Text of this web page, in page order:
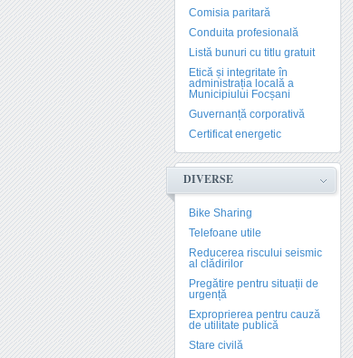
Comisia paritară
Conduita profesională
Listă bunuri cu titlu gratuit
Etică și integritate în
administrația locală a
Municipiului Focșani
Guvernanță corporativă
Certificat energetic
DIVERSE
Bike Sharing
Telefoane utile
Reducerea riscului seismic
al clădirilor
Pregătire pentru situații de
urgență
Exproprierea pentru cauză
de utilitate publică
Stare civilă